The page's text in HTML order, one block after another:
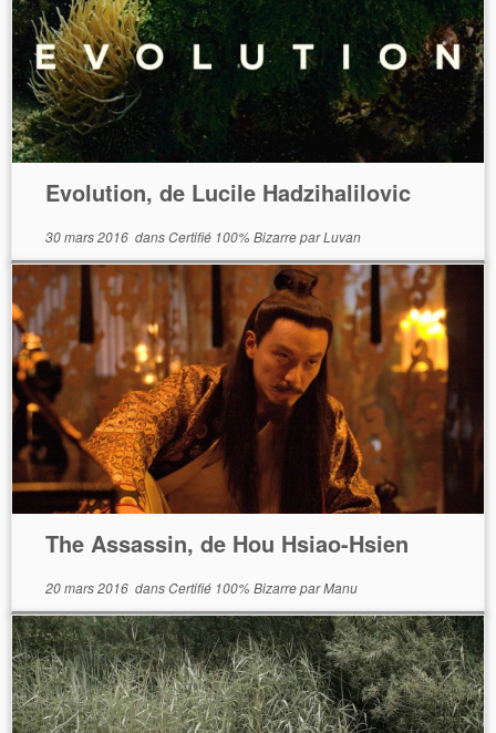
Evolution, de Lucile Hadzihalilovic
30 mars 2016dansCertifié 100% BizarreparLuvan
The Assassin, de Hou Hsiao-Hsien
20 mars 2016dansCertifié 100% BizarreparManu